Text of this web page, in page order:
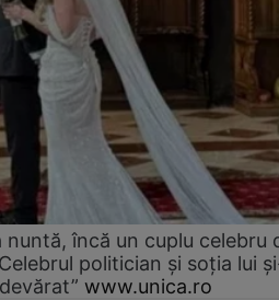
nuntă, încă un cuplu celebru
politician și soția lui
www.unica.ro